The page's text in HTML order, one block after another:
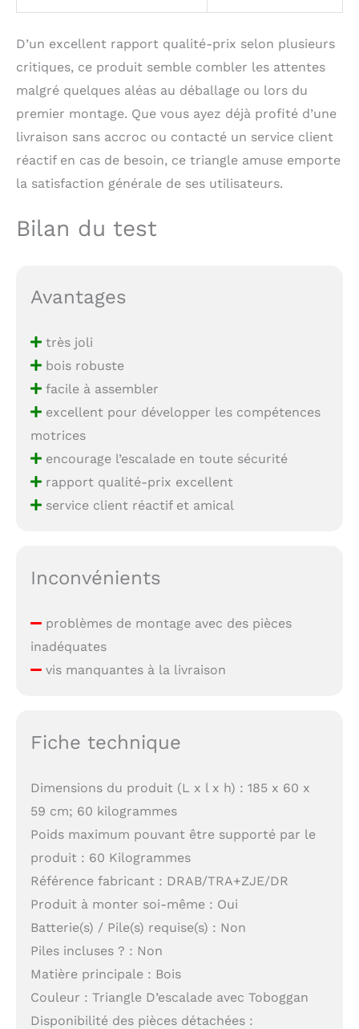
D’un excellent rapport qualité-prix selon plusieurs
critiques, ce produit semble combler les attentes
malgré quelques aléas au déballage ou lors du
premier montage. Que vous ayez déjà profité d’une
livraison sans accroc ou contacté un service client
réactif en cas de besoin, ce triangle amuse emporte
la satisfaction générale de ses utilisateurs.
Bilan du test
Avantages
très joli
bois robuste
facile à assembler
excellent pour développer les compétences
motrices
encourage l’escalade en toute sécurité
rapport qualité-prix excellent
service client réactif et amical
Inconvénients
problèmes de montage avec des pièces
inadéquates
vis manquantes à la livraison
Fiche technique
Dimensions du produit (L x l x h) : 185 x 60 x
59 cm; 60 kilogrammes
Poids maximum pouvant être supporté par le
produit : 60 Kilogrammes
Référence fabricant : DRAB/TRA+ZJE/DR
Produit à monter soi-même : Oui
Batterie(s) / Pile(s) requise(s) : Non
Piles incluses ? : Non
Matière principale : Bois
Couleur : Triangle D’escalade avec Toboggan
Disponibilité des pièces détachées :